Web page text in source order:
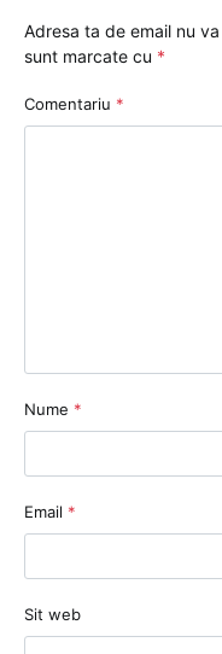
Adresa ta de email nu
sunt marcate cu *
Comentariu *
Nume *
Email *
Sit web